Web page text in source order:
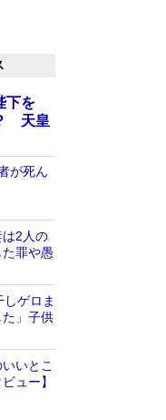
下を
天皇
が死ん
は2人の
罪や愚
ゲロま
」子供
いとこ
ュー】